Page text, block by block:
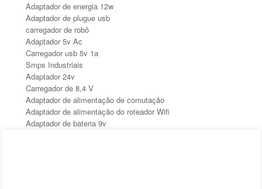
Adaptador de energia 12w
Adaptador de plugue usb
carregador de robô
Adaptador 5v Ac
Carregador usb 5v 1a
Smps Industriais
Adaptador 24v
Carregador de 8,4 V
Adaptador de alimentação de comutação
Adaptador de alimentação do roteador Wifi
Adaptador de bateria 9v